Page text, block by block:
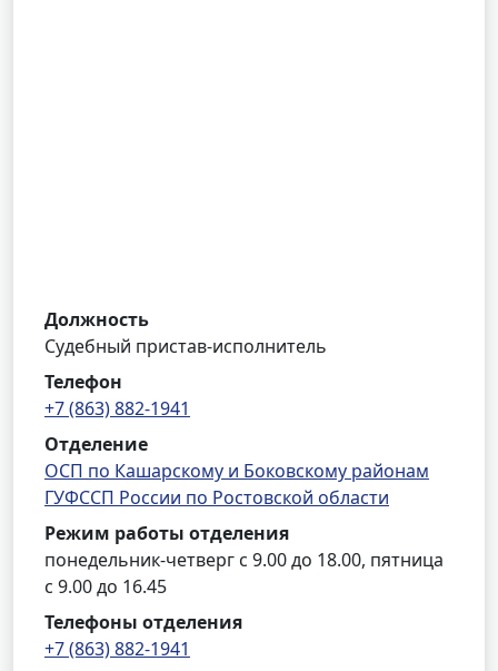
Должность
Судебный пристав-исполнитель
Телефон
+7 (863) 882-1941
Отделение
ОСП по Кашарскому и Боковскому районам
ГУФССП России по Ростовской области
Режим работы отделения
понедельник-четверг с 9.00 до 18.00, пятница
с 9.00 до 16.45
Телефоны отделения
+7 (863) 882-1941